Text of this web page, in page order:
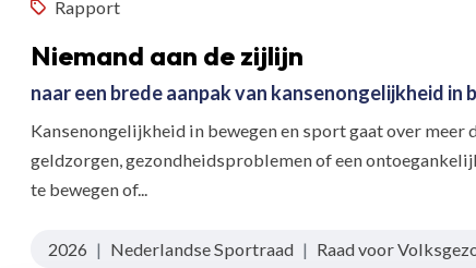
Rapport
Niemand aan de zijlijn
naar een brede aanpak van kansenongelijkheid in
Kansenongelijkheid in bewegen en sport gaat over
geldzorgen, gezondheidsproblemen of een
te bewegen of...
2026 | Nederlandse Sportraad | Raad voor